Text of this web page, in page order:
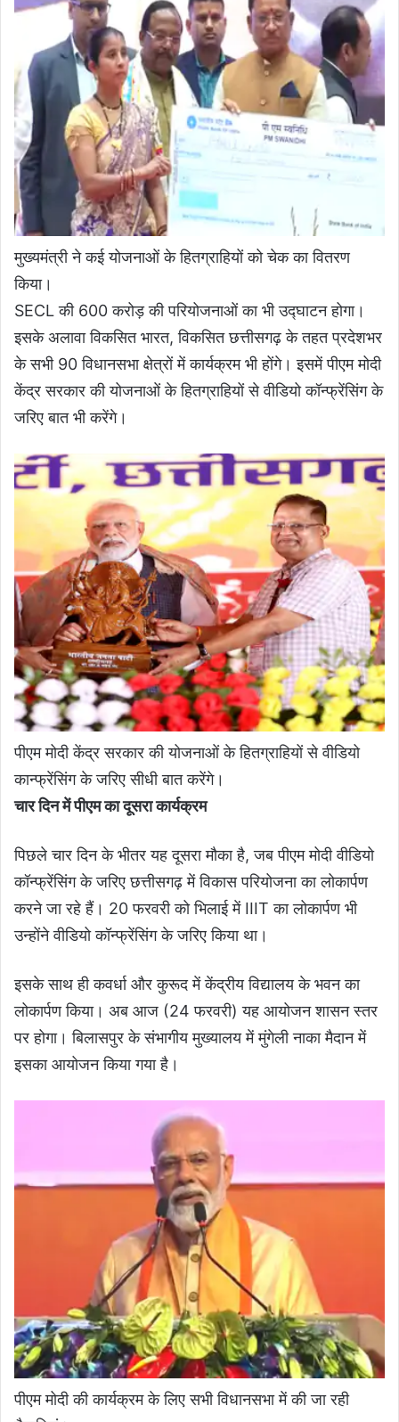
मुख्यमंत्री ने कई योजनाओं के हितग्राहियों को चेक का वितरण
किया।
SECL की 600 करोड़ की परियोजनाओं का भी उद्घाटन होगा।
इसके अलावा विकसित भारत, विकसित छत्तीसगढ़ के तहत प्रदेशभर
के सभी 90 विधानसभा क्षेत्रों में कार्यक्रम भी होंगे। इसमें पीएम मोदी
केंद्र सरकार की योजनाओं के हितग्राहियों से वीडियो कॉन्फ्रेंसिंग के
जरिए बात भी करेंगे।
पीएम मोदी केंद्र सरकार की योजनाओं के हितग्राहियों से वीडियो
कान्फ्रेंसिंग के जरिए सीधी बात करेंगे।
चार दिन में पीएम का दूसरा कार्यक्रम
पिछले चार दिन के भीतर यह दूसरा मौका है, जब पीएम मोदी वीडियो
कॉन्फ्रेंसिंग के जरिए छत्तीसगढ़ में विकास परियोजना का लोकार्पण
करने जा रहे हैं। 20 फरवरी को भिलाई में IIIT का लोकार्पण भी
उन्होंने वीडियो कॉन्फ्रेंसिंग के जरिए किया था।
इसके साथ ही कवर्धा और कुरूद में केंद्रीय विद्यालय के भवन का
लोकार्पण किया। अब आज (24 फरवरी) यह आयोजन शासन स्तर
पर होगा। बिलासपुर के संभागीय मुख्यालय में मुंगेली नाका मैदान में
इसका आयोजन किया गया है।
पीएम मोदी की कार्यक्रम के लिए सभी विधानसभा में की जा रही